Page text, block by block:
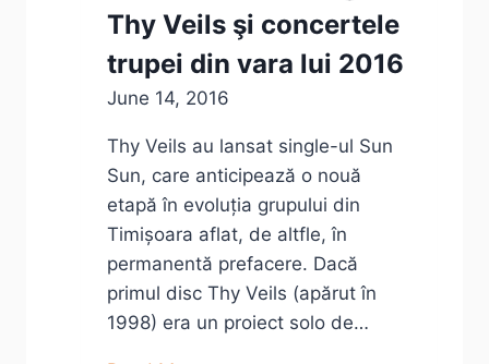
Thy Veils şi concertele
trupei din vara lui 2016
June 14, 2016
Thy Veils au lansat single-ul Sun
Sun, care anticipează o nouă
etapă în evoluția grupului din
Timișoara aflat, de altfle, în
permanentă prefacere. Dacă
primul disc Thy Veils (apărut în
1998) era un proiect solo de…